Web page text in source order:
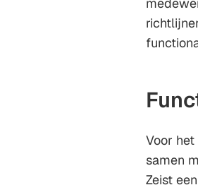
Voor
samen
Zeist